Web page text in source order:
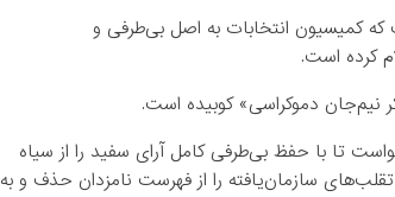
که کمیسیون انتخابات به اصل بی‌طرفی و
کرده است.
نیم‌جان دموکراسی» کوبیده است.
تا با حفظ بی‌طرفی کامل آرای سفید را از سیاه
سازمان‌یافته را از فهرست نامزدان حذف و به